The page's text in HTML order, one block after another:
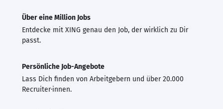
Über eine Million Jobs
Entdecke mit XING genau den Job, der wirklich zu Dir
passt.
Persönliche Job-Angebote
Lass Dich finden von Arbeitgebern und über 20.000
Recruiter·innen.